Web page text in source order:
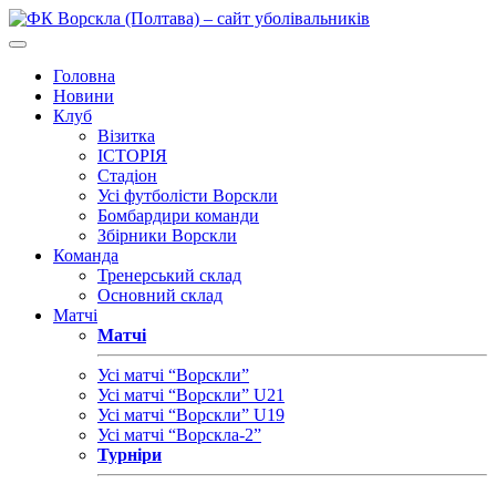
Головна
Новини
Клуб
Візитка
ІСТОРІЯ
Стадіон
Усі футболісти Ворскли
Бомбардири команди
Збірники Ворскли
Команда
Тренерський склад
Основний склад
Матчі
Матчі
Усі матчі “Ворскли”
Усі матчі “Ворскли” U21
Усі матчі “Ворскли” U19
Усі матчі “Ворскла-2”
Турніри